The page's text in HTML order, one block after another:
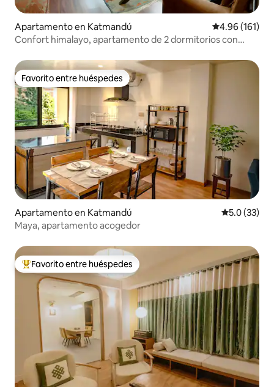
Apartamento en Katmandú Calificación
4.96 (161)
Confort himalayo, apartamento de 2 dormitorios con
Favorito entre huéspedes
Favorito entre huéspedes
Apartamento en Katmandú Calificación
5.0 (33)
Maya, apartamento acogedor
Favorito entre huéspedes preferido
Favorito entre huéspedes